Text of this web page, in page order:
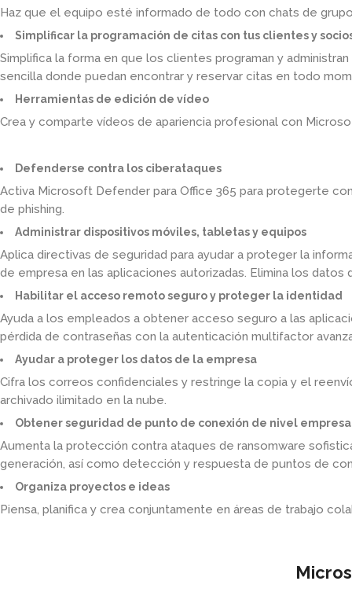
Haz que el equipo esté informado de todo con chats de
Simplificar la programación de citas con tus clientes y
Simplifica la forma en que los clientes programan y
sencilla donde puedan encontrar y reservar citas en todo
Herramientas de edición de vídeo
Crea y comparte vídeos de apariencia profesional con
Defenderse contra los ciberataques
Activa Microsoft Defender para Office 365 para protegerte
de phishing.
Administrar dispositivos móviles, tabletas y equipos
Aplica directivas de seguridad para ayudar a proteger la
de empresa en las aplicaciones autorizadas. Elimina los
Habilitar el acceso remoto seguro y proteger la identidad
Ayuda a los empleados a obtener acceso seguro a las
pérdida de contraseñas con la autenticación multifactor
Ayudar a proteger los datos de la empresa
Cifra los correos confidenciales y restringe la copia y el
archivado ilimitado en la nube.
Obtener seguridad de punto de conexión de nivel
Aumenta la protección contra ataques de ransomware
generación, así como detección y respuesta de puntos de
Organiza proyectos e ideas
Piensa, planifica y crea conjuntamente en áreas de trabajo